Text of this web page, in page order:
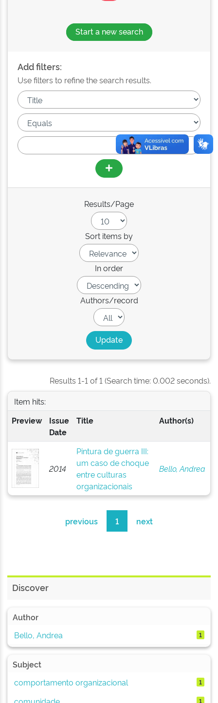
Start a new search
Add filters:
Use filters to refine the search results.
Results/Page
Sort items by
In order
Authors/record
Results 1-1 of 1 (Search time: 0.002 seconds).
Item hits:
Preview
Issue
Date
Title Author(s)
2014
Pintura de guerra III:
um caso de choque
entre culturas
organizacionais
Bello, Andrea
previous 1 next
Discover
Author
Bello, Andrea
1
Subject
comportamento organizacional
1
comunidade 1